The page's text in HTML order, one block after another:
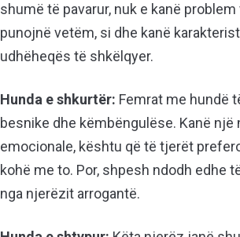
shumë të pavarur, nuk e kanë
punojnë vetëm, si dhe kanë
udhëheqës të shkëlqyer.
Hunda e shkurtër: Femrat me hundë
besnike dhe këmbëngulëse. Kanë një
emocionale, kështu që të tjerët
kohë me to. Por, shpesh ndodh edhe
nga njerëzit arrogantë.